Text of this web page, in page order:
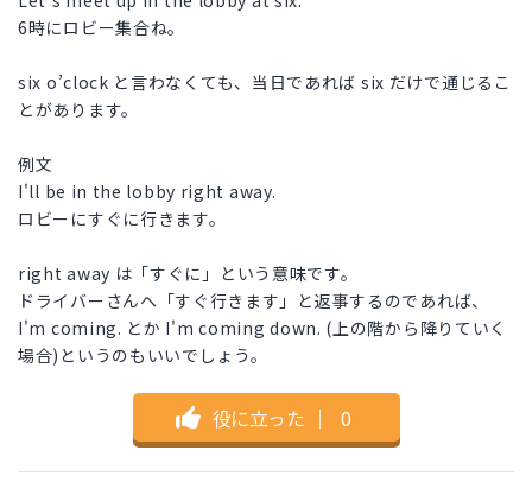
6時にロビー集合ね。
six o’clock と言わなくても、当日であれば six だけで通じるこ
とがあります。
例文
I'll be in the lobby right away.
ロビーにすぐに行きます。
right away は「すぐに」という意味です。
ドライバーさんへ「すぐ行きます」と返事するのであれば、
I'm coming. とか I'm coming down. (上の階から降りていく
場合)というのもいいでしょう。
役に立った ｜ 0